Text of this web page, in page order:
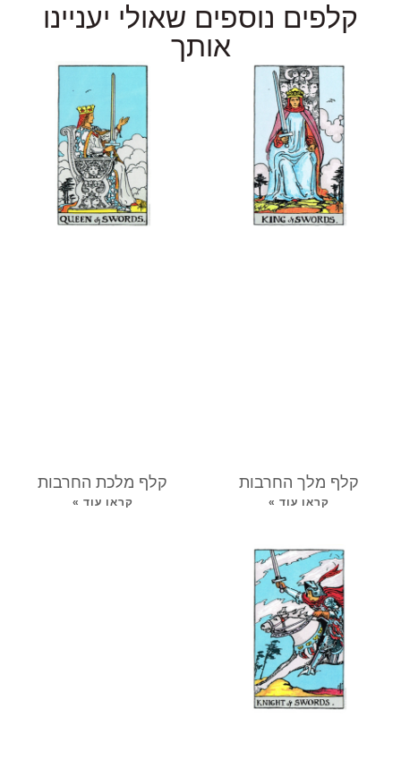
קלפים נוספים שאולי יעניינו
אותך
קלף מלך החרבות
קראו עוד »
קלף מלכת החרבות
קראו עוד »